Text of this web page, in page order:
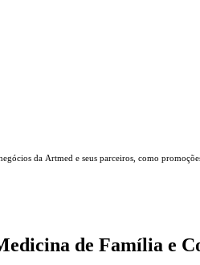
da Artmed e seus parceiros, como
de Família e